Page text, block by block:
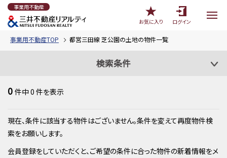
事業用不動産
お気に入り
ログイン
事業用不動産TOP 都営三田線 芝公園の土地の物件一覧
検索条件
0 件中0 件を表示
現在、条件に該当する物件はございません。条件を変えて再度物件検
索をお願いします。
会員登録をしていただくと、ご希望の条件に合った物件の新着情報をメ